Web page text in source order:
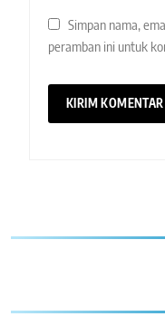
Simpan nama,
peramban ini untuk